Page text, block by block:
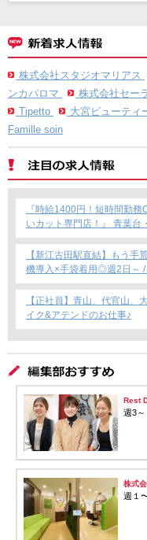
株式会社スタジオマリアス
ンカパロマ
株式会社セー
Tipetto
大宮ビューティ
Famille soin
『時給1400円！短時間勤
いカット専門店！』 青葉台
安心のサロン募集！
【新江古田駅直結】もう手
機導入×手袋着用◎週2日～
ント専任募集★
【正社員】青山、代官山、
イク&アテンドのお仕事♪
Rest
週3
株式
週１